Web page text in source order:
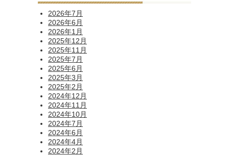
2026年7月
2026年6月
2026年1月
2025年12月
2025年11月
2025年7月
2025年6月
2025年3月
2025年2月
2024年12月
2024年11月
2024年10月
2024年7月
2024年6月
2024年4月
2024年2月